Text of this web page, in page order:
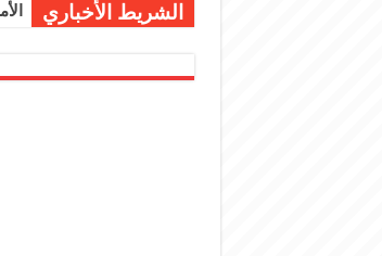
الشريط الأخباري